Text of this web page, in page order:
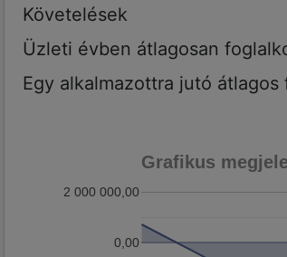
Követelések
Üzleti évben átlagosan
Egy alkalmazottra jutó átlagos
Grafikus
0,00
2 000 000,00